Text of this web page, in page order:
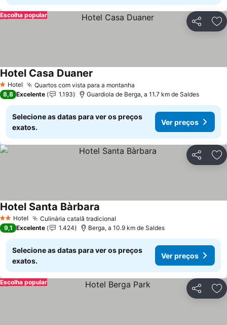
Partilhar
Escolha popular
1 Estrelas
Hotel Quartos com vista para a montanha
Hotel Casa Duaner
8,8 Excelente 1.193 Guardiola de Berga, a 11.7 km de Saldes
Selecione as datas para ver os preços
exatos.
Ver preços
Partilhar
2 Estrelas
Hotel Culinária catalã tradicional
Hotel Santa Bàrbara
9,1 Excelente 1.424 Berga, a 10.9 km de Saldes
Selecione as datas para ver os preços
exatos.
Ver preços
Partilhar
Escolha popular